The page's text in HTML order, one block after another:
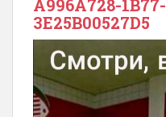
A996A728-
3E25B00527D5